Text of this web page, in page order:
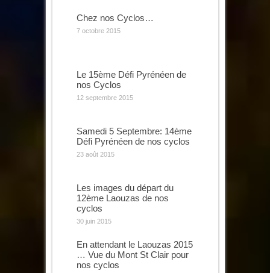
Chez nos Cyclos…
7 octobre 2015
Le 15ème Défi Pyrénéen de
nos Cyclos
12 septembre 2015
Samedi 5 Septembre: 14ème
Défi Pyrénéen de nos cyclos
23 août 2015
Les images du départ du
12ème Laouzas de nos
cyclos
30 juin 2015
En attendant le Laouzas 2015
… Vue du Mont St Clair pour
nos cyclos